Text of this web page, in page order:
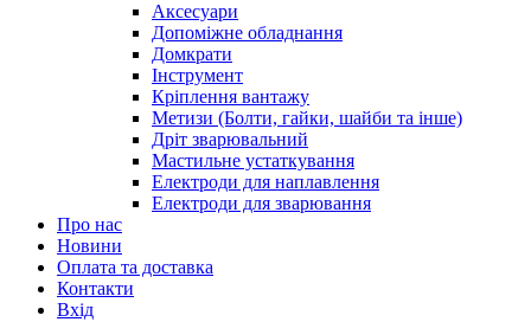
Аксесуари
Допоміжне обладнання
Домкрати
Інструмент
Кріплення вантажу
Метизи (Болти, гайки, шайби та інше)
Дріт зварювальний
Мастильне устаткування
Електроди для наплавлення
Електроди для зварювання
Про нас
Новини
Оплата та доставка
Контакти
Вхiд